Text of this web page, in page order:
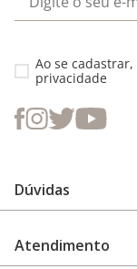
Ao se
privacidade
Dúvidas
Guia de medidas
Atendimento